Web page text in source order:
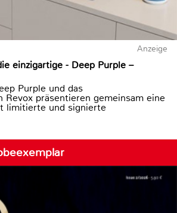
Anzeige
einzigartige - Deep Purple –
Purple und das
Revox präsentieren gemeinsam eine
limitierte und signierte